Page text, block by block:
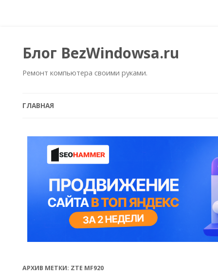
Блог BezWindowsa.ru
Ремонт компьютера своими руками.
ГЛАВНАЯ
АРХИВ МЕТКИ: ZTE MF920